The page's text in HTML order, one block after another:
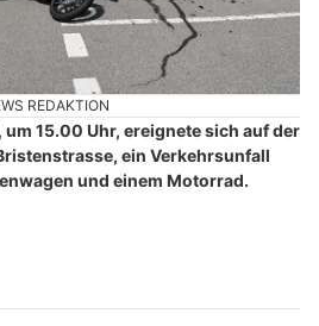
REDAKTION
15.00 Uhr, ereignete sich auf der
ein Verkehrsunfall
und einem Motorrad.